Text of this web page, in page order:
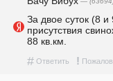
За двое суток (8
присутствия
88 кв.км.
# Ответить !